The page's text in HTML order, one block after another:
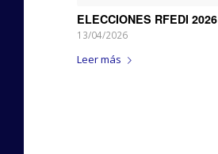
ELECCIONES RFEDI 2026
13/04/2026
Leer más